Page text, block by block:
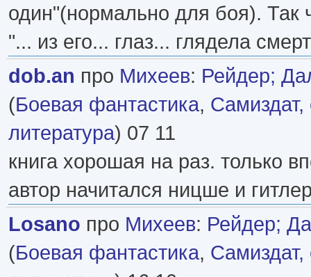
один"(нормально для боя). Так
"... из его... глаз... глядела
dob.an про Михеев: Рейдер;
(Боевая фантастика, Самиздат,
литература) 07 11
книга хорошая на раз. только
автор начитался ницше и
Losano про Михеев: Рейдер;
(Боевая фантастика, Самиздат,